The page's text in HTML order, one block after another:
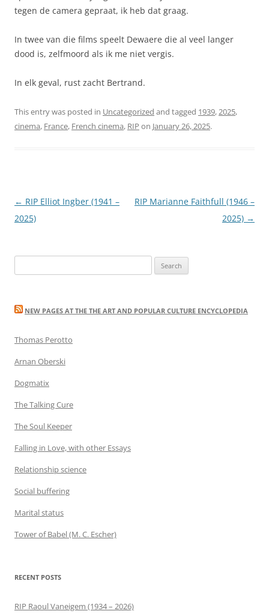
tegen de camera gepraat, ik heb dat graag.
In twee van die films speelt Dewaere die al veel langer
dood is, zelfmoord als ik me niet vergis.
In elk geval, rust zacht Bertrand.
This entry was posted in Uncategorized and tagged 1939,2025,
cinema, France, French cinema, RIP on January 26, 2025.
Post
navigation
← RIP Elliot Ingber (1941 –
2025)
RIP Marianne Faithfull (1946 –
2025) →
for:
NEW PAGES AT THE THE ART AND POPULAR CULTURE ENCYCLOPEDIA
Thomas Perotto
Arnan Oberski
Dogmatix
The Talking Cure
The Soul Keeper
Falling in Love, with other Essays
Relationship science
Social buffering
Marital status
Tower of Babel (M. C. Escher)
RECENT POSTS
RIP Raoul Vaneigem (1934 – 2026)